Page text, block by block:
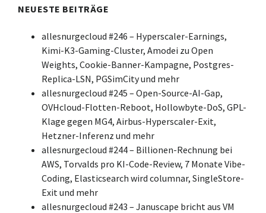
NEUESTE BEITRÄGE
allesnurgecloud #246 – Hyperscaler-Earnings,
Kimi-K3-Gaming-Cluster, Amodei zu Open
Weights, Cookie-Banner-Kampagne, Postgres-
Replica-LSN, PGSimCity und mehr
allesnurgecloud #245 – Open-Source-AI-Gap,
OVHcloud-Flotten-Reboot, Hollowbyte-DoS, GPL-
Klage gegen MG4, Airbus-Hyperscaler-Exit,
Hetzner-Inferenz und mehr
allesnurgecloud #244 – Billionen-Rechnung bei
AWS, Torvalds pro KI-Code-Review, 7 Monate Vibe-
Coding, Elasticsearch wird columnar, SingleStore-
Exit und mehr
allesnurgecloud #243 – Januscape bricht aus VM